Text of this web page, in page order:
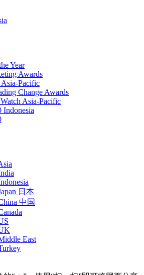
Year
Awards
Pacific
Change Awards
Asia-Pacific
Indonesia
日本
中国
East